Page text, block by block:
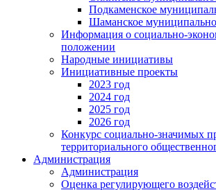
Подкаменское
Шаманское
Информация о социально-
положении
Народные инициативы
Инициативные проекты
2023 год
2024 год
2025 год
2026 год
Конкурс социально-значимых
территориального
Администрация
Администрация
Оценка регулирующего